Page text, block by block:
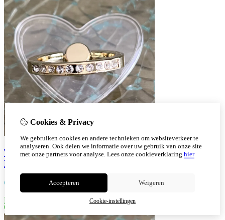
Transparante RingHouder In De Vorm Hart Kleur
Ring Goud
€
Bestellen
Cookies & Privacy
We gebruiken cookies en andere technieken om websiteverkeer te
analyseren. Ook delen we informatie over uw gebruik van onze site
met onze partners voor analyse. Lees onze cookieverklaring hier
Accepteren Weigeren
Cookie-instellingen